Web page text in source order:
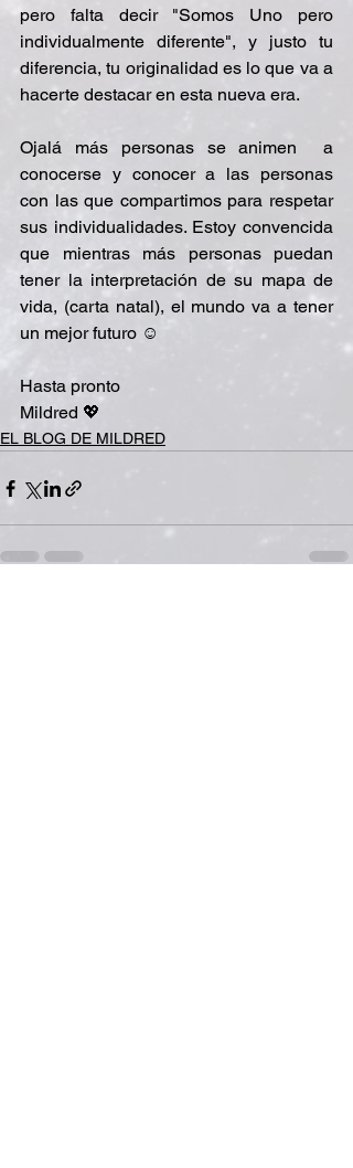
pero falta decir "Somos Uno pero
individualmente diferente", y justo tu
diferencia, tu originalidad es lo que va a
hacerte destacar en esta nueva era.
Ojalá más personas se animen  a
conocerse y conocer a las personas
con las que compartimos para respetar
sus individualidades. Estoy convencida
que mientras más personas puedan
tener la interpretación de su mapa de
vida, (carta natal), el mundo va a tener
un mejor futuro ☺️
Hasta pronto
Mildred 💖
EL BLOG DE MILDRED